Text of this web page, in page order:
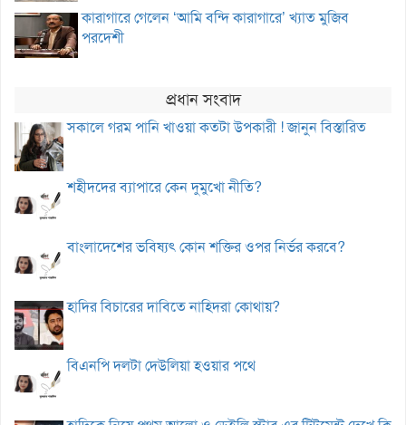
কারাগারে গেলেন ‘আমি বন্দি কারাগারে’ খ্যাত মুজিব
পরদেশী
প্রধান সংবাদ
সকালে গরম পানি খাওয়া কতটা উপকারী ! জানুন বিস্তারিত
শহীদদের ব্যাপারে কেন দুমুখো নীতি?
বাংলাদেশের ভবিষ্যৎ কোন শক্তির ওপর নির্ভর করবে?
হাদির বিচারের দাবিতে নাহিদরা কোথায়?
বিএনপি দলটা দেউলিয়া হওয়ার পথে